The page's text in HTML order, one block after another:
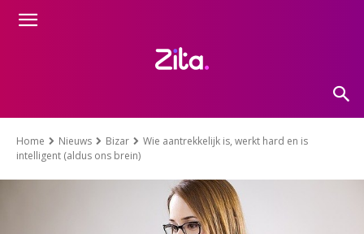
Home Nieuws Bizar
Wie aantrekkelijk is, werkt hard en is
intelligent (aldus ons brein)